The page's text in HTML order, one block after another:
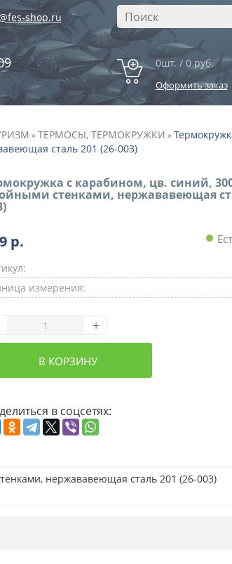
shop.ru
0шт. / 0 руб.
Оформить заказ
»ТЕРМОСЫ, ТЕРМОКРУЖКИ »
сталь 201 (26-003)
с карабином, цв. синий,
стенками, нержававеющая
р.
измерения:
+
В КОРЗИНУ
в соцсетях:
нержававеющая сталь 201 (26-003)